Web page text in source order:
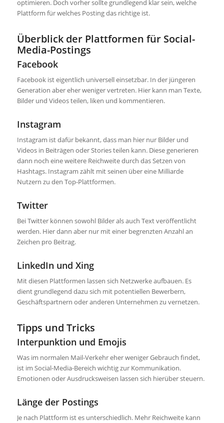
optimieren. Doch vorher sollte grundlegend klar sein, welche
Plattform für welches Posting das richtige ist.
Überblick der Plattformen für Social-
Media-Postings
Facebook
Facebook ist eigentlich universell einsetzbar. In der jüngeren
Generation aber eher weniger vertreten. Hier kann man Texte,
Bilder und Videos teilen, liken und kommentieren.
Instagram
Instagram ist dafür bekannt, dass man hier nur Bilder und
Videos in Beiträgen oder Stories teilen kann. Diese generieren
dann noch eine weitere Reichweite durch das Setzen von
Hashtags. Instagram zählt mit seinen über eine Milliarde
Nutzern zu den Top-Plattformen.
Twitter
Bei Twitter können sowohl Bilder als auch Text veröffentlicht
werden. Hier dann aber nur mit einer begrenzten Anzahl an
Zeichen pro Beitrag.
LinkedIn und Xing
Mit diesen Plattformen lassen sich Netzwerke aufbauen. Es
dient grundlegend dazu sich mit potentiellen Bewerbern,
Geschäftspartnern oder anderen Unternehmen zu vernetzen.
Tipps und Tricks
Interpunktion und Emojis
Was im normalen Mail-Verkehr eher weniger Gebrauch findet,
ist im Social-Media-Bereich wichtig zur Kommunikation.
Emotionen oder Ausdrucksweisen lassen sich hierüber steuern.
Länge der Postings
Je nach Plattform ist es unterschiedlich. Mehr Reichweite kann